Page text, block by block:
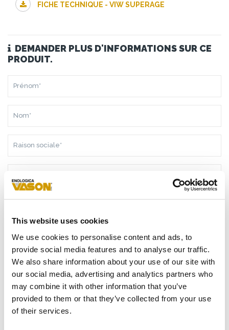
This website uses cookies
We use cookies to personalise content and ads, to
provide social media features and to analyse our traffic.
We also share information about your use of our site with
our social media, advertising and analytics partners who
may combine it with other information that you’ve
provided to them or that they’ve collected from your use
of their services.
FICHE TECHNIQUE - VIW SUPERAGE
DEMANDER PLUS D'INFORMATIONS SUR CE
PRODUIT.
SOCIALE*
TÉLÉPHONE
MAIL*
MESSAGE*